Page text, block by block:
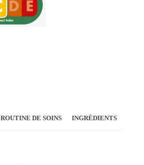
ROUTINE DE SOINS INGRÉDIENTS